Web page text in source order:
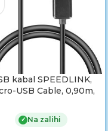
kabal SPEEDLINK,
USB Cable, 0,90m,
✓ Na zalihi